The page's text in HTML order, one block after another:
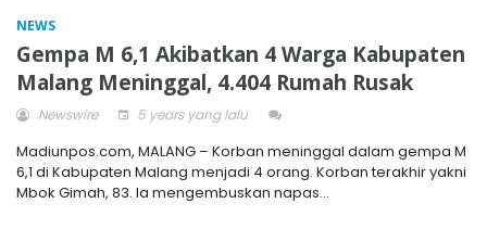
NEWS
Gempa M 6,1 Akibatkan 4 Warga Kabupaten
Malang Meninggal, 4.404 Rumah Rusak
Newswire 5 years yang lalu
Madiunpos.com, MALANG – Korban meninggal dalam gempa M
6,1 di Kabupaten Malang menjadi 4 orang. Korban terakhir yakni
Mbok Gimah, 83. Ia mengembuskan napas...